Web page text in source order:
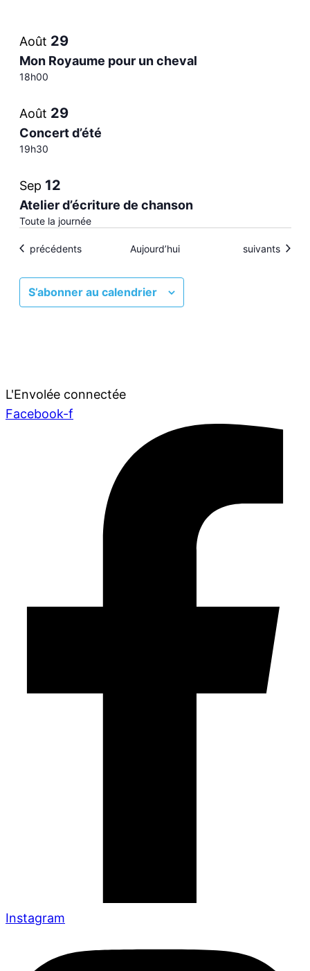
date
List
of
events
in
Photo
View
Août 29
Mon Royaume pour un cheval
18h00
Août 29
Concert d’été
19h30
Sep 12
Atelier d’écriture de chanson
Toute la journée
Évènements
précédents Aujourd’hui Évènements
suivants
S’abonner au calendrier
L'Envolée connectée
Facebook-f
Instagram